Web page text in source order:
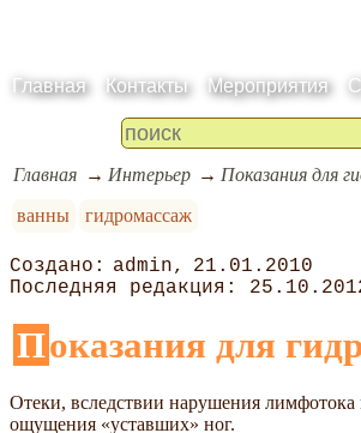
Главная Контакты Мероприятия
Главная Интерьер
Показания для
ванны
гидромассаж
admin
21.01.2010
Показания для
Отеки, вследствии нарушения лимфотока
ощущения «уставших» ног.